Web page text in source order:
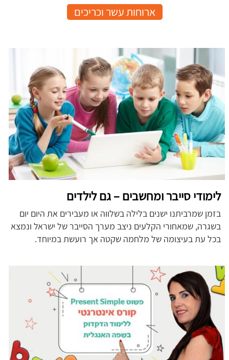
ארוחות עשר וכריכים
לימודי סייבר ומחשבים – גם לילדים
בזמן שמרביתנו ישנים בלילה בשלווה או מעבירים את היום יום
בשגרה, שמאחורי הקלעים ניצב מערך הסייבר של ישראל ונמצא
בכל עת בעיצומה של מלחמה שקטה אך רועשת במיוחד.